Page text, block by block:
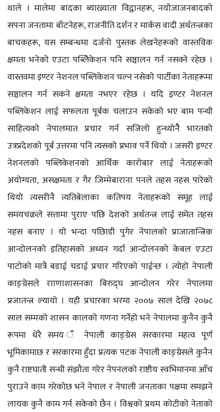
थाले । मालेमा बादका ब्याख्याता विद्वानहरू, नयाँजाजनबादको
सपना जनतामा बाँटनेहरू, राजनीति दर्शन र मार्कस वादी अर्थतन्त्रका
बाचकहरू, यस सम्बन्धमा दर्जनो पुस्तक लेखनेहरूको वास्तविक
क्षमता भनेको एउटा पब्लिेकेशन पनि सञ्चालन गर्न नसक्ने रहेछ ।
वास्तवमा इण्टर नेशनल पब्लिकेशन चल्न नसेको पार्टीका नेताहरूमा
सञ्चालन गर्न सकने क्षमता नभएर रहेछ । यदि इण्टर नेशनल
पब्लिकेशन लाई सफलता पूर्बक चलाउन सकेको भए बाम पन्थी
साहित्यको नेपालमात प्रचार गर्न सजिलो हुन्थ्योनेै भारतको
उत्रप्रदेशको पूर्ब उत्तरमा पनि त्यसको प्रभाव पर्ने थियो । जसरी इण्टर
नेशनलको पब्लिकेशनको आर्थिक कारोबार लाई नेताहरूको
अयोग्यता, असक्षमता र गैर जिम्मेबाराना पनले तहस नहस पारेको
थियो त्यसरीनै त्यतिबेलाका कतिपय नेताहरूको समूह लाई
समयचक्रले सत्तामा पुराए पछि देशको अर्थतन्त्र लाई समेत तहस
नहस बनाए । यो भन्दा पछिाडी पुगेर नेपालको प्राजातान्त्रिक
आन्दोलनको इतिहासको अध्यन गर्दा आन्दोलनको केबल एउटा
पाटोको मात्रै बडाई चडाई प्रचार गरिएको पाईन्छ । त्योहो नेपाली
काङ्ग्रेसले रााणाशासनका बिरुद्घ आन्दोलन गरेर नेपालमा
प्रजातन्त्र ल्यायो । यही प्रचारका भरमा २००७ साल देखि २०७८
साल सम्मको शासन कालको गणना गर्नेहो भने नेपालमा कुनैन कुनै
रूपमा धेरै समय ँ नेपाली काङ्ग्रेस सरकारमा महत्व पूर्ण
भूमिकामाछ र सरकारमा हुँदा प्रत्यक पटक नेपाली काङ्ग्रेसले कुनैन
कुनै राष्टघाती सन्धी संझौता गरेर नेपनलको राष्टीय स्वभिमानमा आँच
पुराउने काम गरेकोछ भने नेपाल र नेपाली जनताका पक्षमा समझने
लायक कुनै काम गर्न सकेको छैन । विश्वको प्रथम कोटीको नेताको